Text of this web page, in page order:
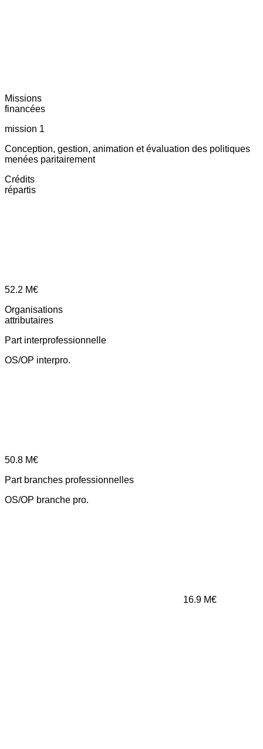
Missions
financées
mission 1
Conception, gestion, animation et évaluation des politiques
menées paritairement
Crédits
répartis
52.2 M€
Organisations
attributaires
Part interprofessionnelle
OS/OP interpro.
50.8 M€
Part branches professionnelles
OS/OP branche pro.
16.9 M€